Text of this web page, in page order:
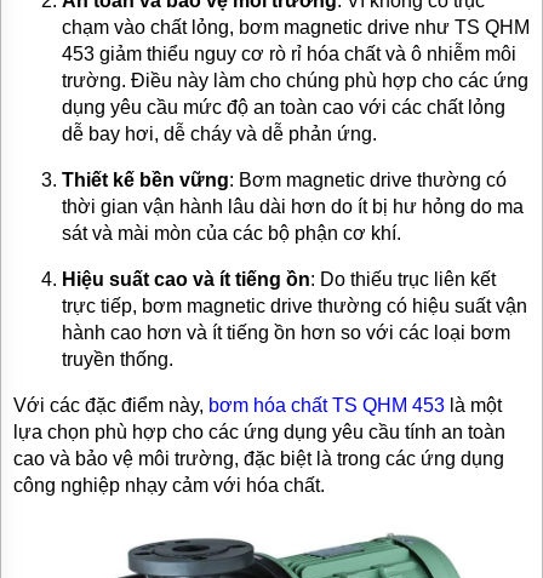
CỦA
LƯỢNG
LIÊN
HỆ
chạm vào chất lỏng, bơm magnetic drive như TS QHM
453 giảm thiểu nguy cơ rò rỉ hóa chất và ô nhiễm môi
trường. Điều này làm cho chúng phù hợp cho các ứng
dụng yêu cầu mức độ an toàn cao với các chất lỏng
dễ bay hơi, dễ cháy và dễ phản ứng.
Thiết kế bền vững: Bơm magnetic drive thường có
thời gian vận hành lâu dài hơn do ít bị hư hỏng do ma
sát và mài mòn của các bộ phận cơ khí.
Hiệu suất cao và ít tiếng ồn: Do thiếu trục liên kết
trực tiếp, bơm magnetic drive thường có hiệu suất vận
hành cao hơn và ít tiếng ồn hơn so với các loại bơm
truyền thống.
Với các đặc điểm này, bơm hóa chất TS QHM 453 là một
lựa chọn phù hợp cho các ứng dụng yêu cầu tính an toàn
cao và bảo vệ môi trường, đặc biệt là trong các ứng dụng
công nghiệp nhạy cảm với hóa chất.